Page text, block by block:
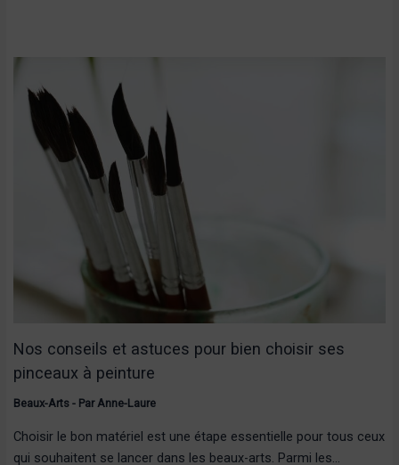
Nos conseils et astuces pour bien choisir ses
pinceaux à peinture
Beaux-Arts- Par Anne-Laure
Choisir le bon matériel est une étape essentielle pour tous ceux
qui souhaitent se lancer dans les beaux-arts. Parmi les…